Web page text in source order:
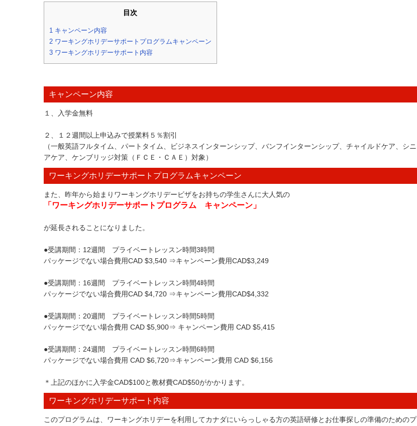
目次
1 キャンペーン内容
2 ワーキングホリデーサポートプログラムキャンペーン
3 ワーキングホリデーサポート内容
キャンペーン内容
１、入学金無料
２、１２週間以上申込みで授業料５％割引
（一般英語フルタイム、パートタイム、ビジネスインターンシップ、バンフインターンシップ、チャイルドケア、シニ
アケア、ケンブリッジ対策（ＦＣＥ・ＣＡＥ）対象）
ワーキングホリデーサポートプログラムキャンペーン
また、昨年から始まりワーキングホリデービザをお持ちの学生さんに大人気の
「ワーキングホリデーサポートプログラム キャンペーン」
が延長されることになりました。
●受講期間：12週間 プライベートレッスン時間3時間
パッケージでない場合費用CAD $3,540 ⇒キャンペーン費用CAD$3,249
●受講期間：16週間 プライベートレッスン時間4時間
パッケージでない場合費用CAD $4,720 ⇒キャンペーン費用CAD$4,332
●受講期間：20週間 プライベートレッスン時間5時間
パッケージでない場合費用 CAD $5,900⇒ キャンペーン費用 CAD $5,415
●受講期間：24週間 プライベートレッスン時間6時間
パッケージでない場合費用 CAD $6,720⇒キャンペーン費用 CAD $6,156
＊上記のほかに入学金CAD$100と教材費CAD$50がかかります。
ワーキングホリデーサポート内容
このプログラムは、ワーキングホリデーを利用してカナダにいらっしゃる方の英語研修とお仕事探しの準備のためのプ